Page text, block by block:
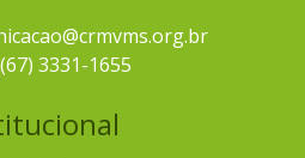
(67) 3331-1655